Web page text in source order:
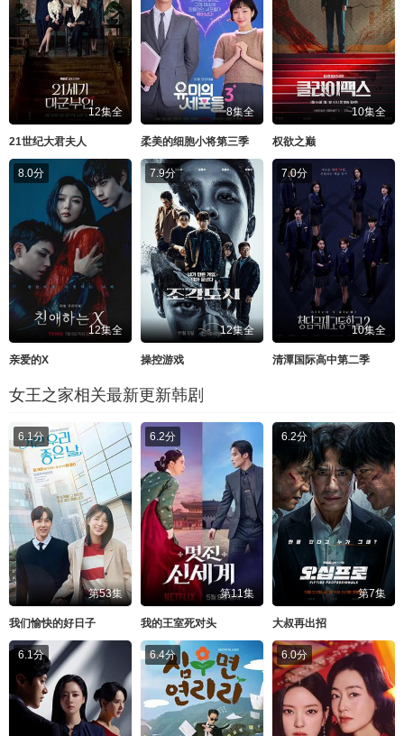
12集全
21世纪大君夫人
8集全
柔美的细胞小将第三季
10集全
权欲之巅
8.0分
12集全
亲爱的X
7.9分
12集全
操控游戏
7.0分
10集全
清潭国际高中第二季
女王之家相关最新更新韩剧
6.1分
第53集
我们愉快的好日子
6.2分
第11集
我的王室死对头
6.2分
第7集
大叔再出招
6.1分 6.4分 6.0分